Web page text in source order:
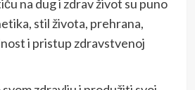
na dug i zdrav život su puno
stil života, prehrana,
i pristup zdravstvenoj